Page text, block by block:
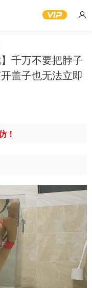
千万不要把脖子
盖子也无法立即
！